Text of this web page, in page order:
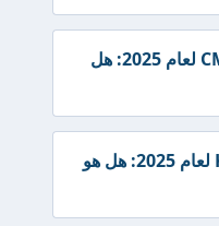
مراجعة وسيط الفوركس CMB لعام 2025: هل
مراجعة وسيط KVB Global لعام 2025: هل هو